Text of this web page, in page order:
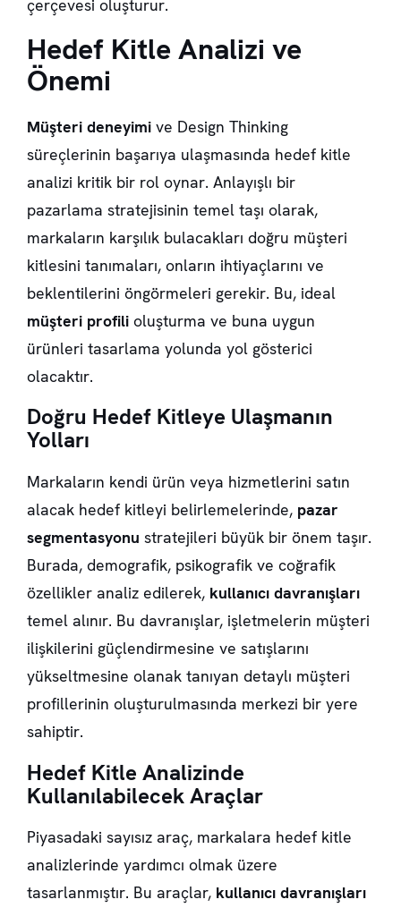
çerçevesi oluşturur.
Hedef Kitle Analizi ve
Önemi
Müşteri deneyimi ve Design Thinking
süreçlerinin başarıya ulaşmasında hedef kitle
analizi kritik bir rol oynar. Anlayışlı bir
pazarlama stratejisinin temel taşı olarak,
markaların karşılık bulacakları doğru müşteri
kitlesini tanımaları, onların ihtiyaçlarını ve
beklentilerini öngörmeleri gerekir. Bu, ideal
müşteri profili oluşturma ve buna uygun
ürünleri tasarlama yolunda yol gösterici
olacaktır.
Doğru Hedef Kitleye Ulaşmanın
Yolları
Markaların kendi ürün veya hizmetlerini satın
alacak hedef kitleyi belirlemelerinde, pazar
segmentasyonu stratejileri büyük bir önem taşır.
Burada, demografik, psikografik ve coğrafik
özellikler analiz edilerek, kullanıcı davranışları
temel alınır. Bu davranışlar, işletmelerin müşteri
ilişkilerini güçlendirmesine ve satışlarını
yükseltmesine olanak tanıyan detaylı müşteri
profillerinin oluşturulmasında merkezi bir yere
sahiptir.
Hedef Kitle Analizinde
Kullanılabilecek Araçlar
Piyasadaki sayısız araç, markalara hedef kitle
analizlerinde yardımcı olmak üzere
tasarlanmıştır. Bu araçlar, kullanıcı davranışları